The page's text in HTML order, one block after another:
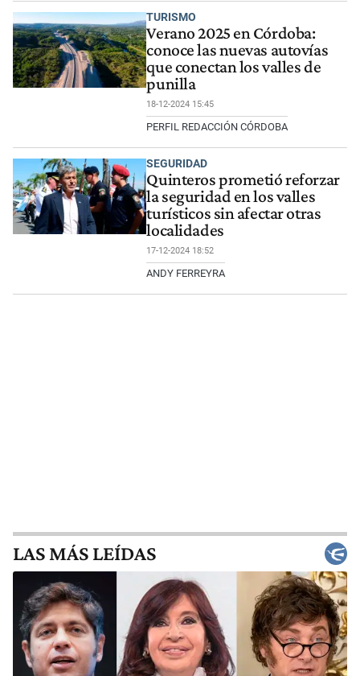
TURISMO
Verano 2025 en Córdoba:
conoce las nuevas autovías
que conectan los valles de
punilla
18-12-2024 15:45
PERFIL REDACCIÓN CÓRDOBA
SEGURIDAD
Quinteros prometió reforzar
la seguridad en los valles
turísticos sin afectar otras
localidades
17-12-2024 18:52
ANDY FERREYRA
LAS MÁS LEÍDAS